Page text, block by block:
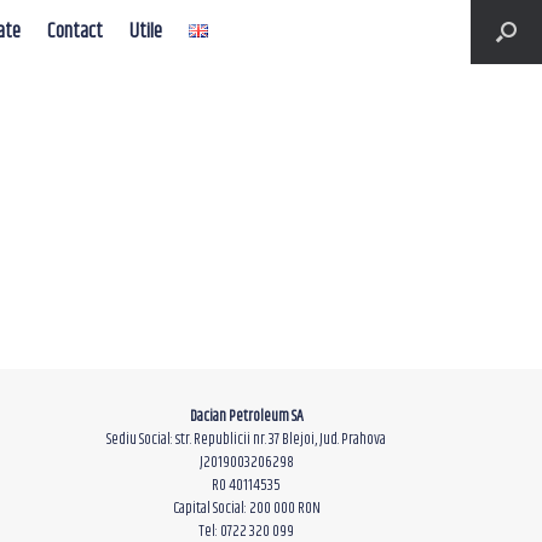
Contact Utile
Dacian Petroleum SA
Sediu Social: str. Republicii nr. 37 Blejoi, Jud. Prahova
J2019003206298
RO 40114535
Capital Social: 200 000 RON
Tel: 0722 320 099